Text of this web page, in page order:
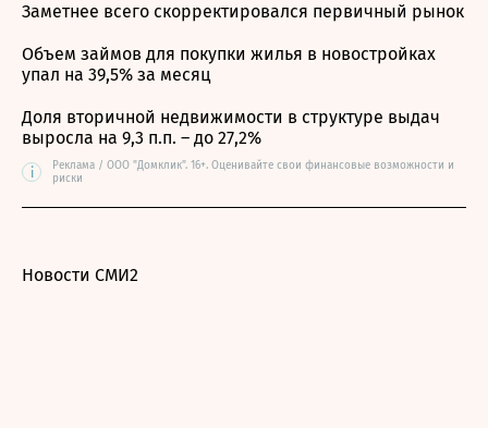
Заметнее всего скорректировался первичный рынок
Объем займов для покупки жилья в новостройках
упал на 39,5% за месяц
Доля вторичной недвижимости в структуре выдач
выросла на 9,3 п.п. – до 27,2%
i
Реклама / ООО "Домклик". 16+. Оценивайте свои финансовые возможности и
риски
Новости СМИ2